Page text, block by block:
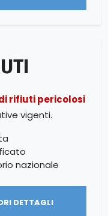
rifiuti pericolosi
vigenti.
nazionale
DETTAGLI